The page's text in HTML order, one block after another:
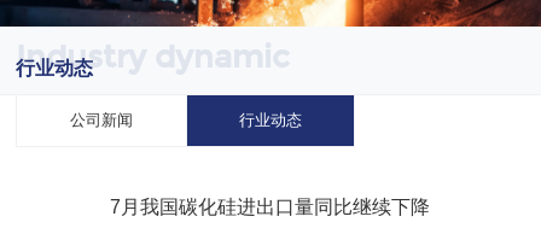
Industry dynamic
行业动态
公司新闻 行业动态
7月我国碳化硅进出口量同比继续下降